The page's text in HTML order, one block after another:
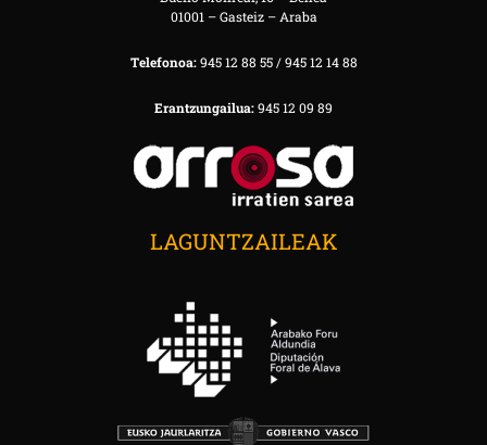
01001 – Gasteiz – Araba
Telefonoa:945 12 88 55 / 945 12 14 88
Erantzungailua:945 12 09 89
LAGUNTZAILEAK